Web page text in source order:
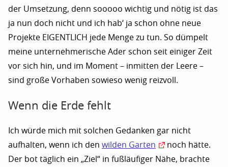
der Umsetzung, denn sooooo wichtig und nötig ist das
ja nun doch nicht und ich hab‘ ja schon ohne neue
Projekte EIGENTLICH jede Menge zu tun. So dümpelt
meine unternehmerische Ader schon seit einiger Zeit
vor sich hin, und im Moment – inmitten der Leere –
sind große Vorhaben sowieso wenig reizvoll.
Wenn die Erde fehlt
Ich würde mich mit solchen Gedanken gar nicht
aufhalten, wenn ich den wilden Garten
noch hätte.
Der bot täglich ein „Ziel“ in fußläufiger Nähe, brachte